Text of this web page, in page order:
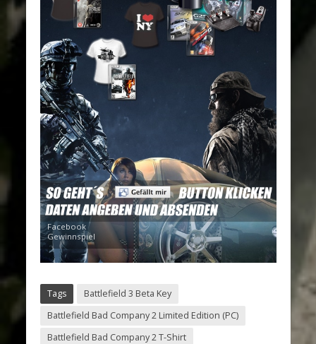
Facebook
Gewinnspiel
Tags
Battlefield 3 Beta Key
Battlefield Bad Company 2 Limited Edition (PC)
Battlefield Bad Company 2 T-Shirt